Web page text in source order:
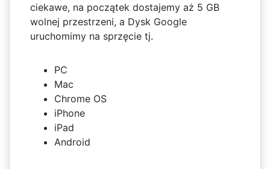
ciekawe, na początek dostajemy aż 5 GB
wolnej przestrzeni, a Dysk Google
uruchomimy na sprzęcie tj.
PC
Mac
Chrome OS
iPhone
iPad
Android